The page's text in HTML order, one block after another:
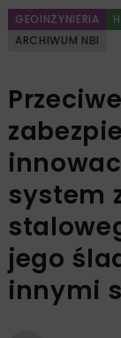
GEOINŻYNIERIA
ARCHIWUM NBI
system
jego
innymi